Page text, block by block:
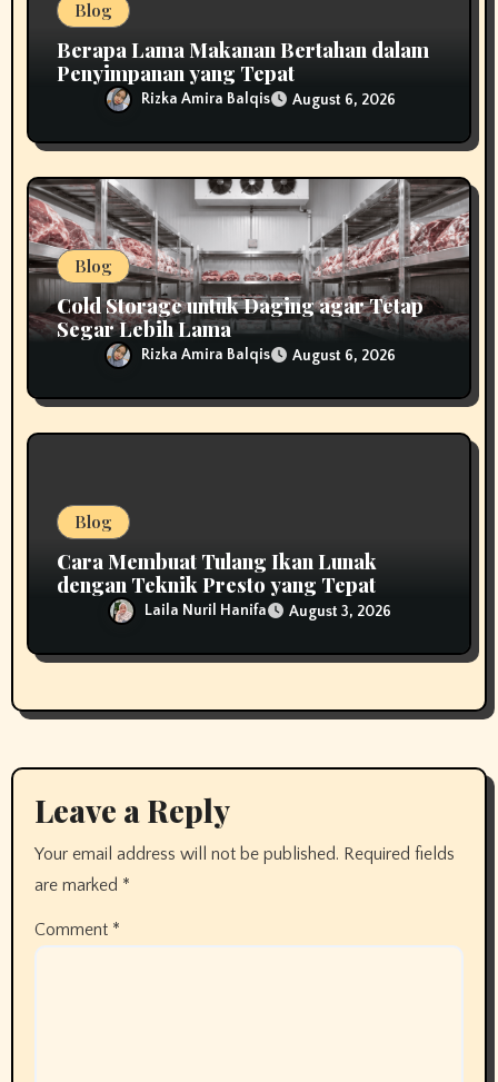
Blog
Berapa Lama Makanan Bertahan dalam
Penyimpanan yang Tepat
Rizka Amira Balqis August 6, 2026
Blog
Cold Storage untuk Daging agar Tetap
Segar Lebih Lama
Rizka Amira Balqis August 6, 2026
Blog
Cara Membuat Tulang Ikan Lunak
dengan Teknik Presto yang Tepat
Laila Nuril Hanifa August 3, 2026
Leave a Reply
Your email address will not be published. Required fields
are marked *
Comment *